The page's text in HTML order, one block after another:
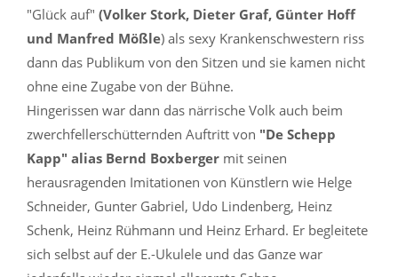
"Glück auf" (Volker Stork, Dieter Graf, Günter Hoff
und Manfred Mößle) als sexy Krankenschwestern riss
dann das Publikum von den Sitzen und sie kamen nicht
ohne eine Zugabe von der Bühne.
Hingerissen war dann das närrische Volk auch beim
zwerchfellerschütternden Auftritt von "De Schepp
Kapp" alias Bernd Boxberger mit seinen
herausragenden Imitationen von Künstlern wie Helge
Schneider, Gunter Gabriel, Udo Lindenberg, Heinz
Schenk, Heinz Rühmann und Heinz Erhard. Er begleitete
sich selbst auf der E.-Ukulele und das Ganze war